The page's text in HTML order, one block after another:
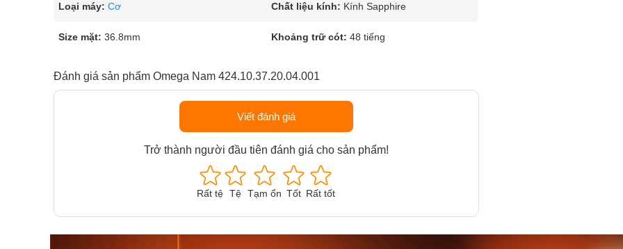
Loại máy: Cơ Chất liệu kính: Kính Sapphire
Size mặt: 36.8mm Khoảng trữ cót: 48 tiếng
Đánh giá sản phẩm Omega Nam 424.10.37.20.04.001
Viết đánh giá
Trở thành người đầu tiên đánh giá cho sản phẩm!
Rất tệ Tệ Tạm ổn Tốt Rất tốt